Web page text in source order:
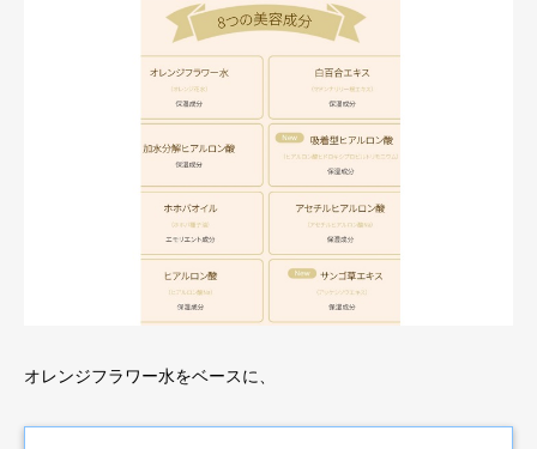
オレンジフラワー水をベースに、